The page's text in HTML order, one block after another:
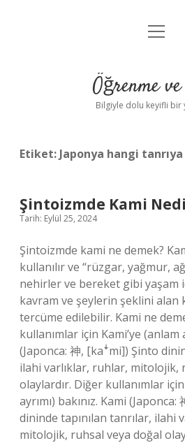
Anasayfa
Yasal Uyarı
menüyü
Öğrenme
Bilgiyle dolu keyifli bir
Etiket: Japonya hangi
Şintoizmde Kami
Tarih: Eylül 25, 2024
Şintoizmde kami ne demek?
kullanılır ve “rüzgar, yağmur,
nehirler ve bereket gibi yaşam
kavram ve şeylerin şeklini
tercüme edilebilir. Kami ne
kullanımlar için Kami’ye (anlam
(Japonca: 神, [kaꜜmi]) Şinto
ilahi varlıklar, ruhlar, mitolojik,
olaylardır. Diğer kullanımlar
ayrımı) bakınız. Kami
dininde tapınılan tanrılar, ilahi
mitolojik, ruhsal veya doğal